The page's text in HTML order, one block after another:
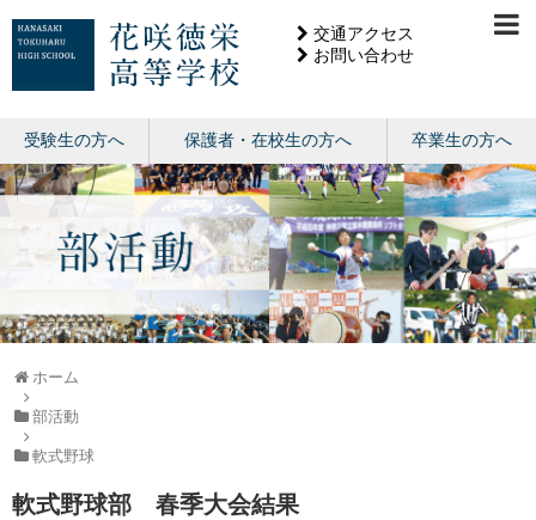
交通アクセス
お問い合わせ
受験生の方へ 保護者・在校生の方へ 卒業生の方へ
ホーム
部活動
軟式野球
軟式野球部 春季大会結果